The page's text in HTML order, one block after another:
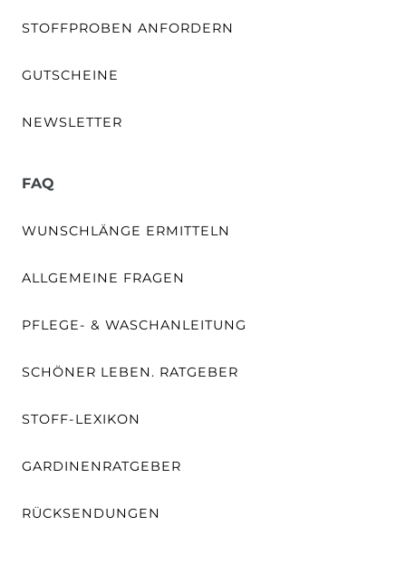
STOFFPROBEN ANFORDERN
GUTSCHEINE
NEWSLETTER
FAQ
WUNSCHLÄNGE ERMITTELN
ALLGEMEINE FRAGEN
PFLEGE- & WASCHANLEITUNG
SCHÖNER LEBEN. RATGEBER
STOFF-LEXIKON
GARDINENRATGEBER
RÜCKSENDUNGEN